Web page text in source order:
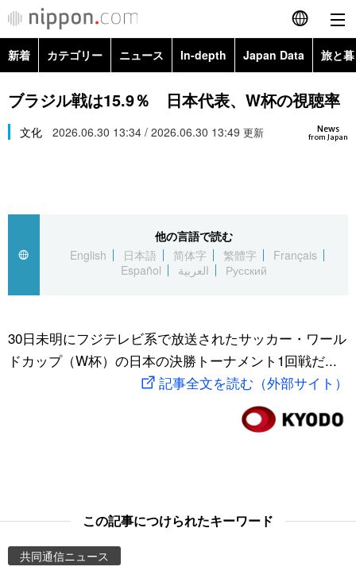
English
简体字
繁體字
العربية
社会
スポーツ・東京2020
旅と暮らし
Images
新着 カテゴリー ニュース In-depth Japan Data 旅と
政治・外交
経済・ビジネス
社会
文化
科学・技術
暮らし
Topics
Images
お知らせ
ブラジル戦は15.9％ 日本代表、W杯の視聴率
News
from Japan
文化 2026.06.30 13:34 / 2026.06.30 13:49 更新
他の言語で読む
English
日本語 简体字 繁體字
Français
Español
العربية Русский
30日未明にフジテレビ系で放送されたサッカー・ワール
ドカップ（W杯）の日本の決勝トーナメント1回戦だ...
記事全文を読む（外部サイト）
この記事につけられたキーワード
共同通信ニュース